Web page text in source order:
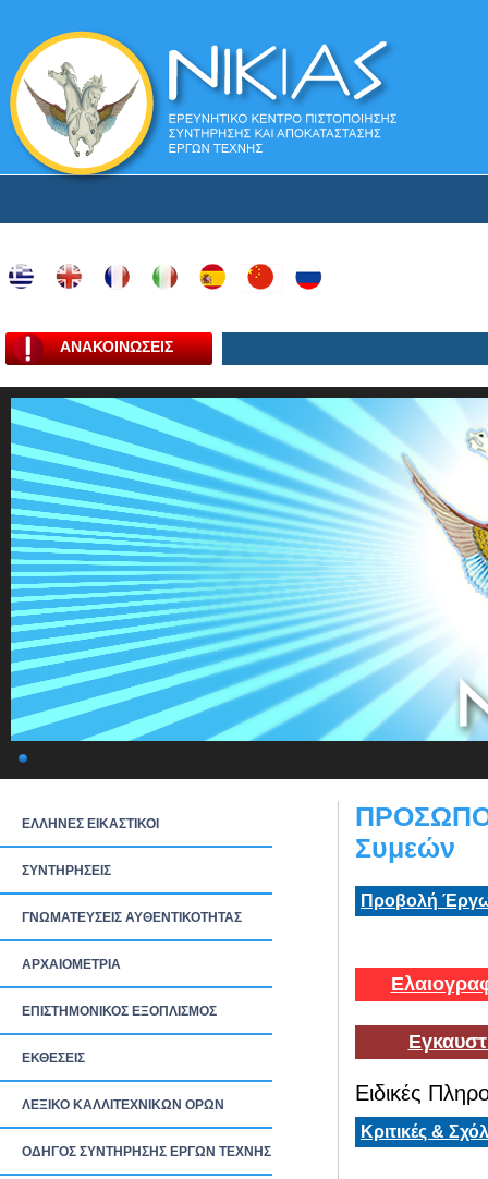
ΑΝΑΚΟΙΝΩΣΕΙΣ
ΕΛΛΗΝΕΣ ΕΙΚΑΣΤΙΚΟΙ
ΣΥΝΤΗΡΗΣΕΙΣ
ΓΝΩΜΑΤΕΥΣΕΙΣ ΑΥΘΕΝΤΙΚΟΤΗΤΑΣ
ΑΡΧΑΙΟΜΕΤΡΙΑ
ΕΠΙΣΤΗΜΟΝΙΚΟΣ ΕΞΟΠΛΙΣΜΟΣ
ΕΚΘΕΣΕΙΣ
ΛΕΞΙΚΟ ΚΑΛΛΙΤΕΧΝΙΚΩΝ ΟΡΩΝ
ΟΔΗΓΟΣ ΣΥΝΤΗΡΗΣΗΣ ΕΡΓΩΝ ΤΕΧΝΗΣ
Συμεών
Προβολή
Ειδικές
Κριτικές &